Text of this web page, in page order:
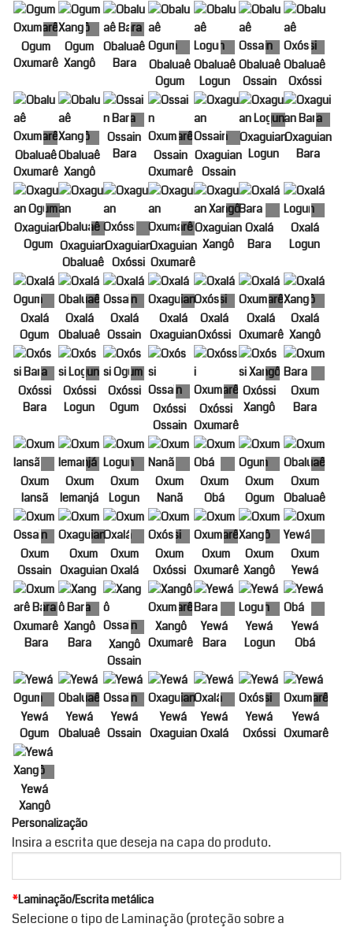
Ogum
Oxumarê
Ogum
Xangô
Obaluaê
Bara
Obaluaê
Ogum
Obaluaê
Logun
Obaluaê
Ossain
Obaluaê
Oxóssi
Obaluaê
Oxumarê
Obaluaê
Xangô
Ossain
Bara
Ossain
Oxumarê
Oxaguian
Ossain
Oxaguian
Logun
Oxaguian
Bara
Oxaguian
Ogum Oxaguian
Obaluaê
Oxaguian
Oxóssi
Oxaguian
Oxumarê
Oxaguian
Xangô
Oxalá
Bara
Oxalá
Logun
Oxalá
Ogum
Oxalá
Obaluaê
Oxalá
Ossain
Oxalá
Oxaguian
Oxalá
Oxóssi
Oxalá
Oxumarê
Oxalá
Xangô
Oxóssi
Bara
Oxóssi
Logun
Oxóssi
Ogum
Oxóssi
Ossain
Oxóssi
Oxumarê
Oxóssi
Xangô
Oxum
Bara
Oxum
Iansã
Oxum
Iemanjá
Oxum
Logun
Oxum
Nanã
Oxum
Obá
Oxum
Ogum
Oxum
Obaluaê
Oxum
Ossain
Oxum
Oxaguian
Oxum
Oxalá
Oxum
Oxóssi
Oxum
Oxumarê
Oxum
Xangô
Oxum
Yewá
Oxumarê
Bara
Xangô
Bara
Xangô
Ossain
Xangô
Oxumarê
Yewá
Bara
Yewá
Logun
Yewá
Obá
Yewá
Ogum
Yewá
Obaluaê
Yewá
Ossain
Yewá
Oxaguian
Yewá
Oxalá
Yewá
Oxóssi
Yewá
Oxumarê
Yewá
Xangô
Personalização
Insira a escrita que deseja na capa do produto.
*Laminação/Escrita metálica
Selecione o tipo de Laminação (proteção sobre a